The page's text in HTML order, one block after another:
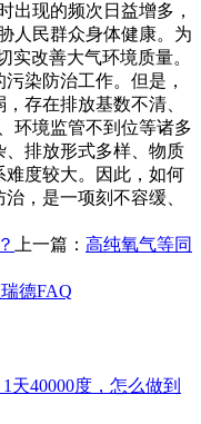
出现的频次日益增多，
人民群众身体健康。为
实改善大气环境质量。
染防治工作。但是，
存在排放基数不清、
环境监管不到位等诸多
、排放形式多样、物质
难度较大。因此，如何
，是一项刻不容缓、
上一篇： 高纯氧气等同
德FAQ
天40000度，怎么做到